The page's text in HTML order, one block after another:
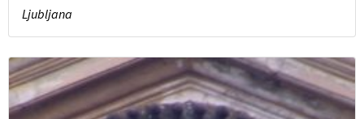
Ljubljana